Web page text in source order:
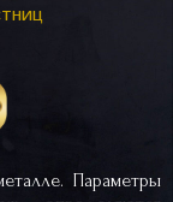
Параметры